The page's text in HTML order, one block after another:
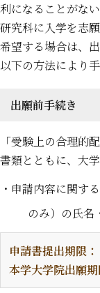
利になることがな
研究科に入学を志
希望する場合は、
以下の方法により
出願前手続き
「受験上の合理的
書類とともに、大
・申請内容に関す
のみ）の氏名
申請書提出期限：
本学大学院出願